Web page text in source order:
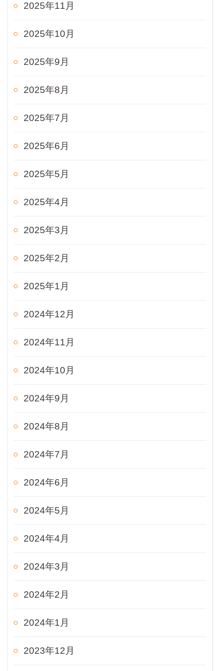
2025年11月
2025年10月
2025年9月
2025年8月
2025年7月
2025年6月
2025年5月
2025年4月
2025年3月
2025年2月
2025年1月
2024年12月
2024年11月
2024年10月
2024年9月
2024年8月
2024年7月
2024年6月
2024年5月
2024年4月
2024年3月
2024年2月
2024年1月
2023年12月